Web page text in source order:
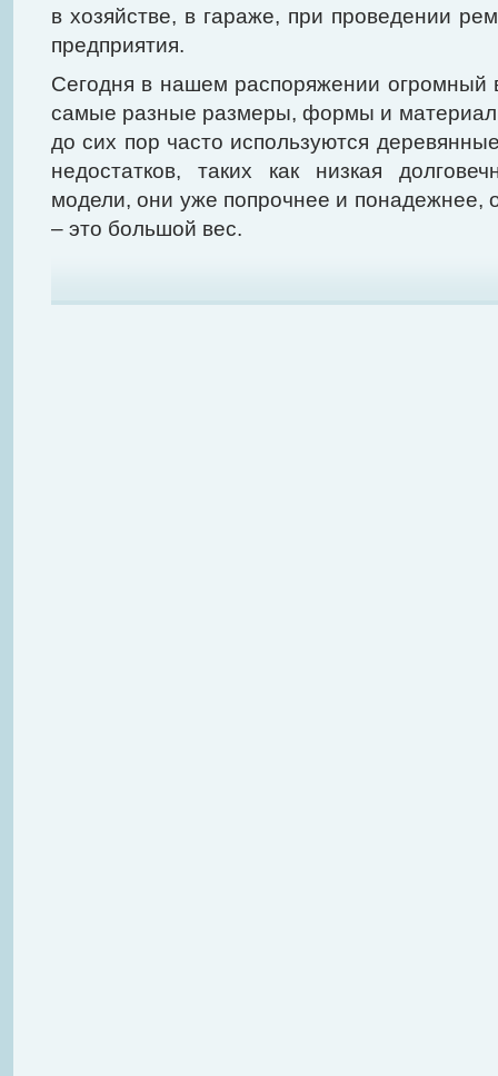
в хозяйстве, в гараже, при проведении
предприятия.
Сегодня в нашем распоряжении огромный
самые разные размеры, формы и
до сих пор часто используются
недостатков, таких как низкая
модели, они уже попрочнее и понадежнее,
– это большой вес.